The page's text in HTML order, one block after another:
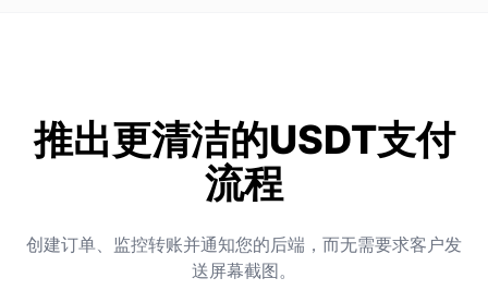
推出更清洁的USDT支付
流程
创建订单、监控转账并通知您的后端，而无需要求客户发
送屏幕截图。